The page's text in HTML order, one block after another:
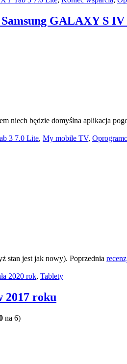
GALAXY S
niech będzie domyślna aplikacja
3 7.0 Lite, My mobile TV,
stan jest jak nowy). Poprzednia
2020 rok, Tablety
2017 roku
na 6)